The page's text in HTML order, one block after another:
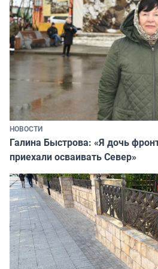
НОВОСТИ
Галина Быстрова: «Я дочь
приехали осваивать Север»